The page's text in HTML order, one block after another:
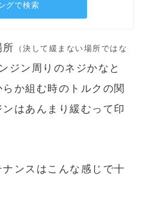
グで検索
所 （決して緩まない場所ではな
ジン周りのネジかなと
か組む時のトルクの関
はあんまり緩むって印
ンスはこんな感じで十